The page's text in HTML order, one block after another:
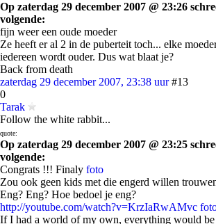
Op zaterdag 29 december 2007 @ 23:26
volgende:
fijn weer een oude moeder
Ze heeft er al 2 in de puberteit toch... elke
iedereen wordt ouder. Dus wat blaat je?
Back from death
zaterdag 29 december 2007, 23:38 uur #13
0
Tarak
Follow the white rabbit...
quote:
Op zaterdag 29 december 2007 @ 23:25
volgende:
Congrats !!! Finaly foto
Zou ook geen kids met die engerd willen
Eng? Eng? Hoe bedoel je eng?
http://youtube.com/watch?v=KrzIaRwAMvc
If I had a world of my own, everything would be